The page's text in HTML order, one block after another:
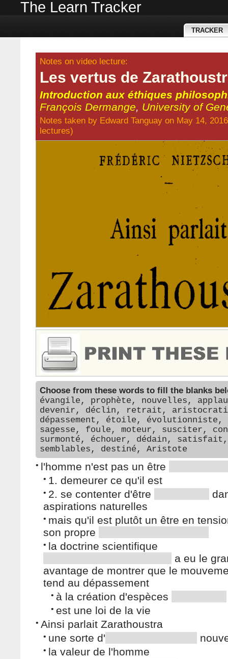
The Learn Tracker
TRACKER
Notes on video lecture:
Les vertus de
Introduction aux éthiques
François Dermange, University of
Notes taken by Edward Tanguay on May 14, 2016
lectures)
Choose from these words to fill the blanks
évangile, prophète, nouvelles,
devenir, déclin, retrait,
dépassement, étoile, évolutionniste,
sagesse, foule, moteur, susciter,
surmonté, échouer, dédain,
semblables, destiné, Aristote
• l'homme n'est pas un être
• 1. demeurer ce qu'il est
• 2. se contenter d'être
aspirations naturelles
• mais qu'il est plutôt un être en
son propre
• la doctrine scientifique
a eu le
avantage de montrer que le
tend au dépassement
• à la création d'espèces
• est une loi de la vie
• Ainsi parlait Zarathoustra
• une sorte d'
• la valeur de l'homme